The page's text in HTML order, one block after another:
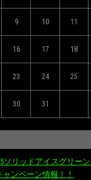
9 10 11
16 17 18
23 24 25
30 31
ソリッドアイスグリー
ンペーン情報！！